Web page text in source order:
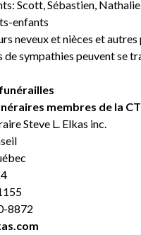
Scott, Sébastien,
enfants
neveux et nièces et
de sympathies peuvent se
membres de la
Steve L. Elkas inc.
8872